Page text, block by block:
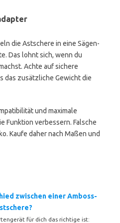
die Astschere in eine Sägen-
Das lohnt sich, wenn du
Achte auf sichere
das zusätzliche Gewicht die
und maximale
Funktion verbessern. Falsche
Kaufe daher nach Maßen und
zwischen einer Amboss-
für dich das richtige ist: